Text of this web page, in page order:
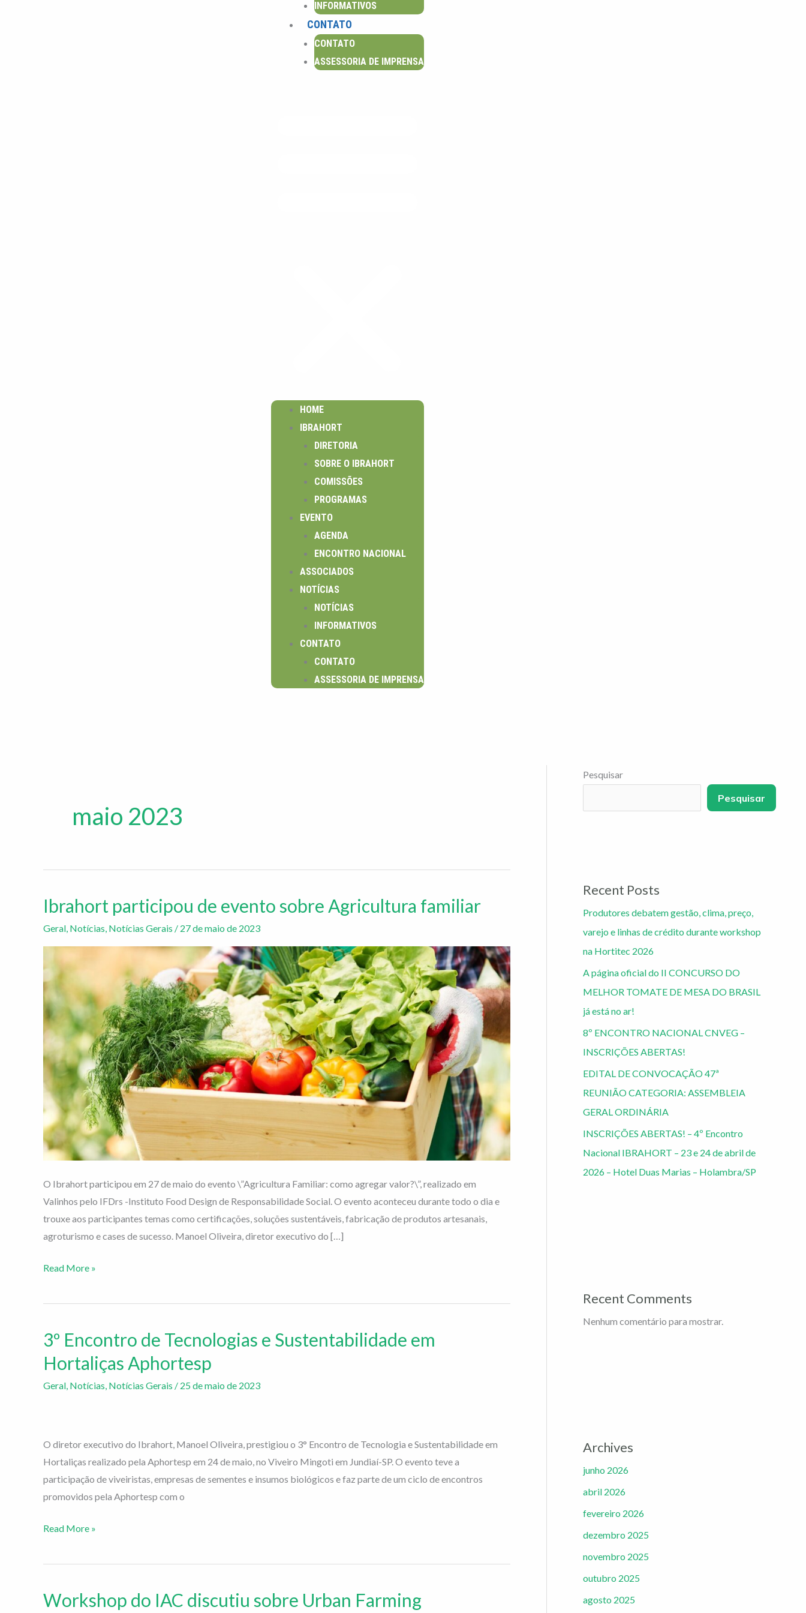
INFORMATIVOS
CONTATO
CONTATO
ASSESSORIA DE IMPRENSA
HOME
IBRAHORT
DIRETORIA
SOBRE O IBRAHORT
COMISSÕES
PROGRAMAS
EVENTO
AGENDA
ENCONTRO NACIONAL
ASSOCIADOS
NOTÍCIAS
NOTÍCIAS
INFORMATIVOS
CONTATO
CONTATO
ASSESSORIA DE IMPRENSA
maio 2023
Ibrahort participou de evento sobre Agricultura familiar
Geral, Notícias, Notícias Gerais / 27 de maio de 2023
O Ibrahort participou em 27 de maio do evento \”Agricultura Familiar: como agregar valor?\”, realizado em
Valinhos pelo IFDrs -Instituto Food Design de Responsabilidade Social. O evento aconteceu durante todo o dia e
trouxe aos participantes temas como certificações, soluções sustentáveis, fabricação de produtos artesanais,
agroturismo e cases de sucesso. Manoel Oliveira, diretor executivo do […]
Ibrahort
sobre
Agricultura
familiar
Read More »
3º Encontro de Tecnologias e Sustentabilidade em
Hortaliças Aphortesp
Geral Notícias Notícias Gerais / 25 de maio de 2023
O diretor executivo do Ibrahort, Manoel Oliveira, prestigiou o 3° Encontro de Tecnologia e Sustentabilidade em
Hortaliças realizado pela Aphortesp em 24 de maio, no Viveiro Mingoti em Jundiaí-SP. O evento teve a
participação de viveiristas, empresas de sementes e insumos biológicos e faz parte de um ciclo de encontros
promovidos pela Aphortesp com o
3º
de
Tecnologias
em
Hortaliças
Aphortesp
Read More »
Workshop do IAC discutiu sobre Urban Farming
Workshop
Pesquisar
Pesquisar
Recent Posts
Produtores debatem gestão, clima, preço,
varejo e linhas de crédito durante workshop
na Hortitec 2026
A página oficial do II CONCURSO DO
MELHOR TOMATE DE MESA DO BRASIL
já está no ar!
8º ENCONTRO NACIONAL CNVEG –
INSCRIÇÕES ABERTAS!
EDITAL DE CONVOCAÇÃO 47ª
REUNIÃO CATEGORIA: ASSEMBLEIA
GERAL ORDINÁRIA
INSCRIÇÕES ABERTAS! – 4º Encontro
Nacional IBRAHORT – 23 e 24 de abril de
2026 – Hotel Duas Marias – Holambra/SP
Recent Comments
Nenhum comentário para mostrar.
Archives
junho 2026
abril 2026
fevereiro 2026
dezembro 2025
novembro 2025
outubro 2025
agosto 2025